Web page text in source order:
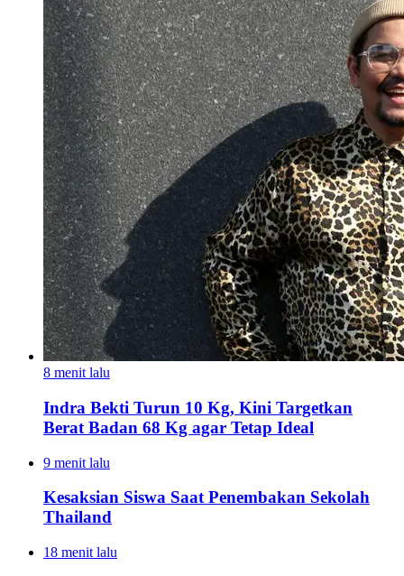
8 menit lalu
Indra Bekti Turun 10 Kg, Kini Targetkan
Berat Badan 68 Kg agar Tetap Ideal
9 menit lalu
Kesaksian Siswa Saat Penembakan Sekolah
Thailand
18 menit lalu